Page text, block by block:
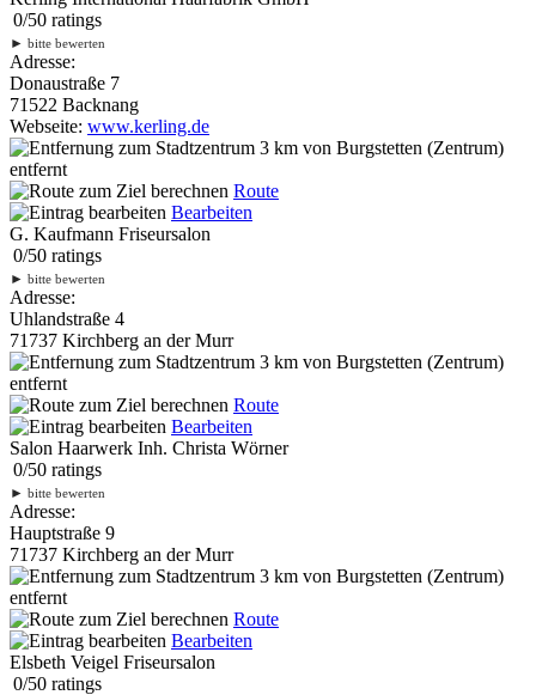
0/50 ratings
► bitte bewerten
Adresse:
Donaustraße 7
71522 Backnang
Webseite: www.kerling.de
3 km von Burgstetten (Zentrum)
entfernt
Route
Bearbeiten
G. Kaufmann Friseursalon
0/50 ratings
► bitte bewerten
Adresse:
Uhlandstraße 4
71737 Kirchberg an der Murr
3 km von Burgstetten (Zentrum)
entfernt
Route
Bearbeiten
Salon Haarwerk Inh. Christa Wörner
0/50 ratings
► bitte bewerten
Adresse:
Hauptstraße 9
71737 Kirchberg an der Murr
3 km von Burgstetten (Zentrum)
entfernt
Route
Bearbeiten
Elsbeth Veigel Friseursalon
0/50 ratings